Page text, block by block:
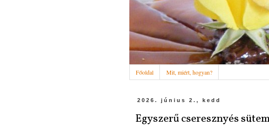
Főoldal Mit, miért, hogyan?
2026. június 2., kedd
Egyszerű cseresznyés